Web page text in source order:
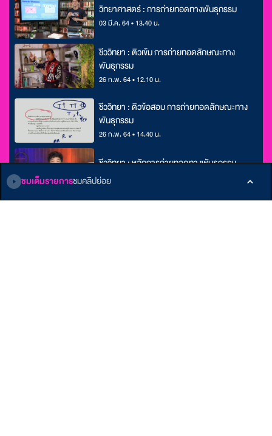
ชมเต็มรายการชมคลิปย่อย
วิทยาศาสตร์ : การถ่ายทอดทางพันธุกรรม
03 มี.ค. 64 • 13.40 น.
ชีววิทยา : ติวเข้ม การถ่ายทอดลักษณะทาง
พันธุกรรม
26 ก.พ. 64 • 12.10 น.
ชีววิทยา : ติวข้อสอบ การถ่ายทอดลักษณะทาง
พันธุกรรม
26 ก.พ. 64 • 14.40 น.
ชีววิทยา : หลักการถ่ายทอดทางพันธุกรรม
31 ส.ค. 64 • 13.40 น.